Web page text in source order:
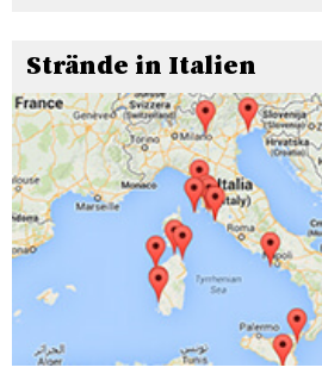
Strände in Italien